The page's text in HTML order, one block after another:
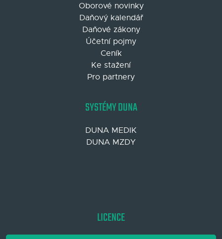
Oborové novinky
Daňový kalendář
Daňové zákony
Účetní pojmy
Ceník
Ke stažení
Pro partnery
SYSTÉMY DUNA
DUNA MEDIK
DUNA MZDY
LICENCE